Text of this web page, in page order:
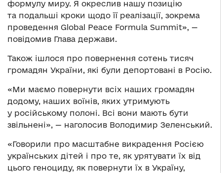
формулу миру. Я окреслив нашу позицію
та подальші кроки щодо її реалізації, зокрема
проведення Global Peace Formula Summit», —
повідомив Глава держави.
Також ішлося про повернення сотень тисяч
громадян України, які були депортовані в Росію.
«Ми маємо повернути всіх наших громадян
додому, наших воїнів, яких утримують
у російському полоні. Всі вони мають бути
звільнені», — наголосив Володимир Зеленський.
«Говорили про масштабне викрадення Росією
українських дітей і про те, як урятувати їх від
цього геноциду, як повернути їх в Україну,